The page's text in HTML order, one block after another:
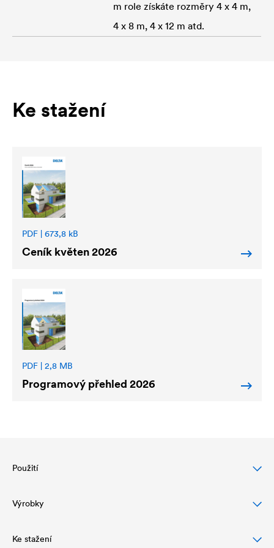
m role získáte rozměry 4 x 4 m,
4 x 8 m, 4 x 12 m atd.
Ke stažení
PDF | 673,8 kB
Ceník květen 2026
PDF | 2,8 MB
Programový přehled 2026
Použití
Ochrana šikmých střech
Ochrana a vzhled fasády
Výrobky
Fólie pro šikmé střechy
Ke stažení